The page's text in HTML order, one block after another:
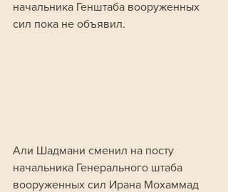
начальника Генштаба вооруженных
сил пока не объявил.
Али Шадмани сменил на посту
начальника Генерального штаба
вооруженных сил Ирана Мохаммад